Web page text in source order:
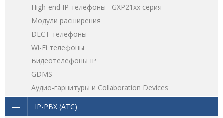
High-end IP телефоны - GXP21хх серия
Модули расширения
DECT телефоны
Wi-Fi телефоны
Видеотелефоны IP
GDMS
Аудио-гарнитуры и Collaboration Devices
IP-PBX (АТС)